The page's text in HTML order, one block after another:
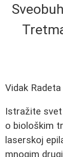
Vidak Radeta
Istražite
o biološkim
laserskoj
mnogim